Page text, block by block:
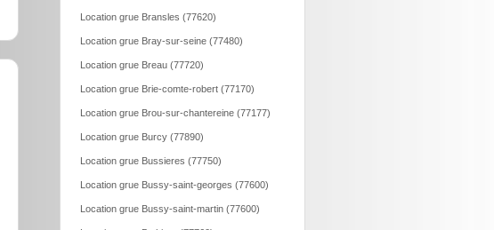
Location grue Bransles (77620)
Location grue Bray-sur-seine (77480)
Location grue Breau (77720)
Location grue Brie-comte-robert (77170)
Location grue Brou-sur-chantereine (77177)
Location grue Burcy (77890)
Location grue Bussieres (77750)
Location grue Bussy-saint-georges (77600)
Location grue Bussy-saint-martin (77600)